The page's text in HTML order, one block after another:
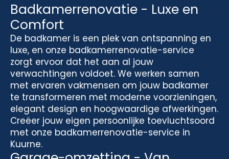
Badkamerrenovatie - Luxe en
Comfort
De badkamer is een plek van ontspanning en
luxe, en onze badkamerrenovatie-service
zorgt ervoor dat het aan al jouw
verwachtingen voldoet. We werken samen
met ervaren vakmensen om jouw badkamer
te transformeren met moderne voorzieningen,
elegant design en hoogwaardige afwerkingen.
Creëer jouw eigen persoonlijke toevluchtsoord
met onze badkamerrenovatie-service in
Kuurne.